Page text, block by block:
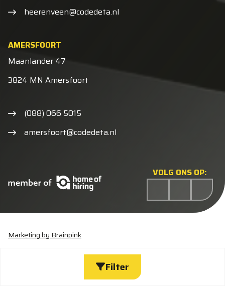
Filter
VOLG ONS OP:
heerenveen@codedeta.nl
AMERSFOORT
Maanlander 47
3824 MN Amersfoort
(088) 066 5015
amersfoort@codedeta.nl
Algemene voorwaarden
Privacyverklaring
Marketing by Brainpink